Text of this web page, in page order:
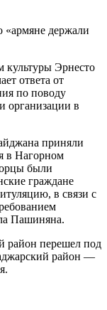
«армяне держали
Эрнесто
ответа от
по поводу
организации в
приняли
в Нагорном
были
граждане
в связи с
Пашиняна.
район перешел под
район —